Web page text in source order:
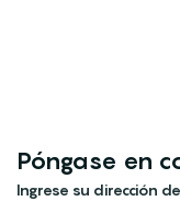
Póngase en
Ingrese su dirección